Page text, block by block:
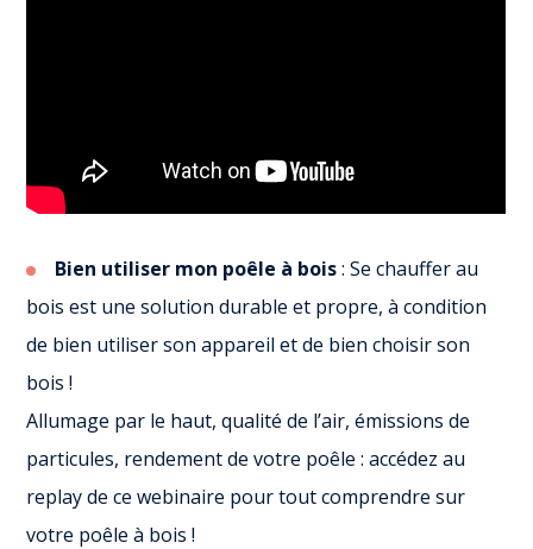
Bien utiliser mon poêle à bois: Se chauffer au
bois est une solution durable et propre, à condition
de bien utiliser son appareil et de bien choisir son
bois !
Allumage par le haut, qualité de l’air, émissions de
particules, rendement de votre poêle : accédez au
replay de ce webinaire pour tout comprendre sur
votre poêle à bois !